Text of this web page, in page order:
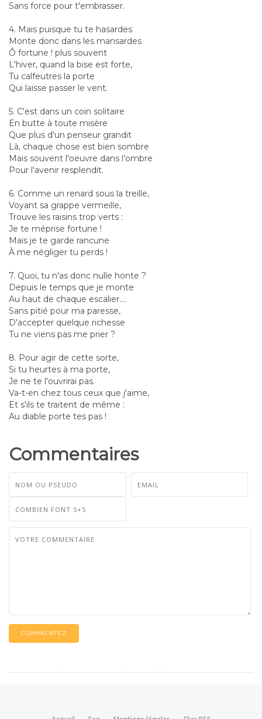
Sans force pour t'embrasser.
4. Mais puisque tu te hasardes
Monte donc dans les mansardes
Ô fortune ! plus souvent
L'hiver, quand la bise est forte,
Tu calfeutres la porte
Qui laisse passer le vent.
5. C'est dans un coin solitaire
En butte à toute misère
Que plus d'un penseur grandit
Là, chaque chose est bien sombre
Mais souvent l'oeuvre dans l'ombre
Pour l'avenir resplendit.
6. Comme un renard sous la treille,
Voyant sa grappe vermeille,
Trouve les raisins trop verts :
Je te méprise fortune !
Mais je te garde rancune
À me négliger tu perds !
7. Quoi, tu n'as donc nulle honte ?
Depuis le temps que je monte
Au haut de chaque escalier....
Sans pitié pour ma paresse,
D'accepter quelque richesse
Tu ne viens pas me prier ?
8. Pour agir de cette sorte,
Si tu heurtes à ma porte,
Je ne te l'ouvrirai pas.
Va-t-en chez tous ceux que j'aime,
Et s'ils te traitent de même :
Au diable porte tes pas !
Commentaires
COMMENTEZ